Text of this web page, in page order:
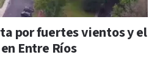
por fuertes vientos y el
Entre Ríos